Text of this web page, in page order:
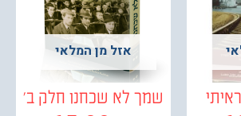
אזל מן המלאי
שמך לא שכחנו חלק ב'